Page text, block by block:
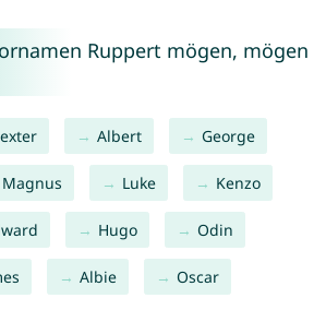
Ruppert mögen, mögen
Albert George
Magnus Luke Kenzo
Hugo Odin
Albie Oscar